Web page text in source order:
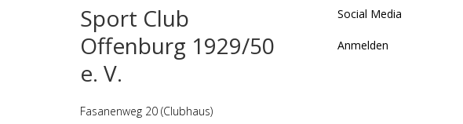
Sport Club
Offenburg 1929/50
e. V.
Fasanenweg 20 (Clubhaus)
Social Media
Anmelden